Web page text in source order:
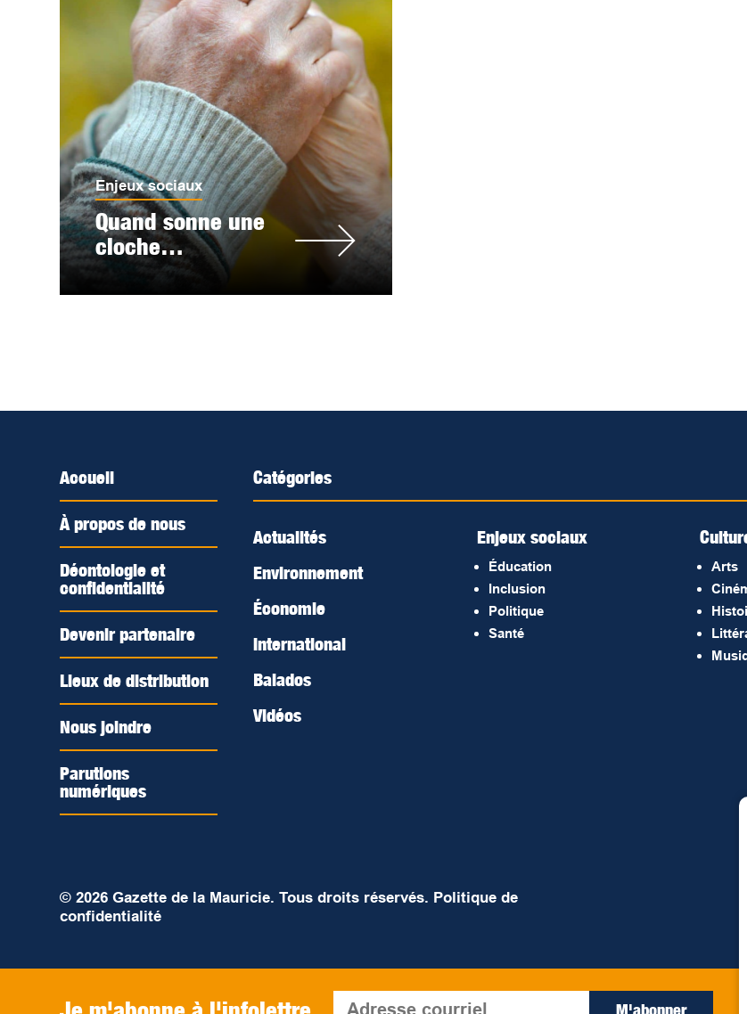
Enjeux sociaux
Quand sonne une
cloche…
Accueil
À propos de nous
Déontologie et
confidentialité
Devenir partenaire
Lieux de distribution
Nous joindre
Parutions
numériques
Catégories
Actualités
Environnement
Économie
International
Balados
Vidéos
Enjeux sociaux
Éducation
Inclusion
Politique
Santé
Arts
© 2026 Gazette de la Mauricie. Tous droits réservés. Politique de
confidentialité
M'abonner